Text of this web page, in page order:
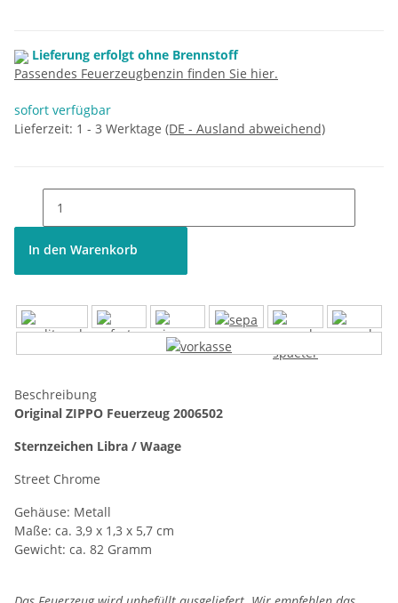
Lieferung erfolgt ohne Brennstoff
Passendes Feuerzeugbenzin finden Sie hier.
sofort verfügbar
Lieferzeit: 1 - 3 Werktage (DE - Ausland abweichend)
In den Warenkorb
Beschreibung
Original ZIPPO Feuerzeug 2006502
Sternzeichen Libra / Waage
Street Chrome
Gehäuse: Metall
Maße: ca. 3,9 x 1,3 x 5,7 cm
Gewicht: ca. 82 Gramm